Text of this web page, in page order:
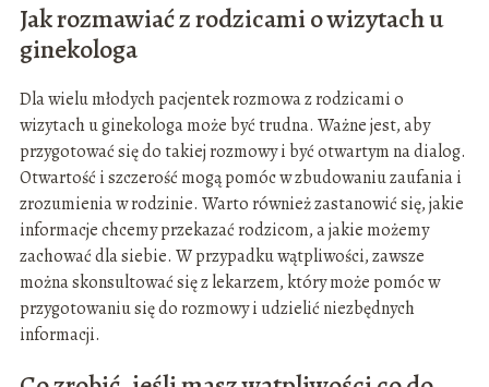
Jak rozmawiać z rodzicami o wizytach u
ginekologa
Dla wielu młodych pacjentek rozmowa z rodzicami o
wizytach u ginekologa może być trudna. Ważne jest, aby
przygotować się do takiej rozmowy i być otwartym na dialog.
Otwartość i szczerość mogą pomóc w zbudowaniu zaufania i
zrozumienia w rodzinie. Warto również zastanowić się, jakie
informacje chcemy przekazać rodzicom, a jakie możemy
zachować dla siebie. W przypadku wątpliwości, zawsze
można skonsultować się z lekarzem, który może pomóc w
przygotowaniu się do rozmowy i udzielić niezbędnych
informacji.